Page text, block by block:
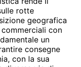
rotte
geografica
con
un
consegne
con la sua